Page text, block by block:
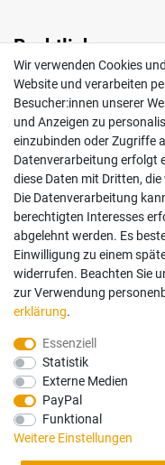
Rechtliches
Impressum
AGB
Widerrufsrecht
Datenschutz
Vertrag widerrufen
Mein Konto
Anmelden
Registrieren
Bezahlung und
Wir bieten Ihnen viele
Wir verwenden Cookies
Website und verarbeiten
Besucher:innen unserer
und Anzeigen zu
einzubinden oder Zugriffe
Datenverarbeitung erfolgt
diese Daten mit Dritten,
Die Datenverarbeitung
berechtigten Interesses
abgelehnt werden. Es
Einwilligung zu einem
widerrufen. Beachten Sie
zur Verwendung
erklärung.
Essenziell
Statistik
Externe Medien
PayPal
Funktional
Weitere Einstellungen